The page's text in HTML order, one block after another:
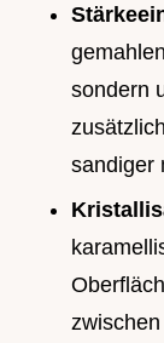
sondern
sandiger